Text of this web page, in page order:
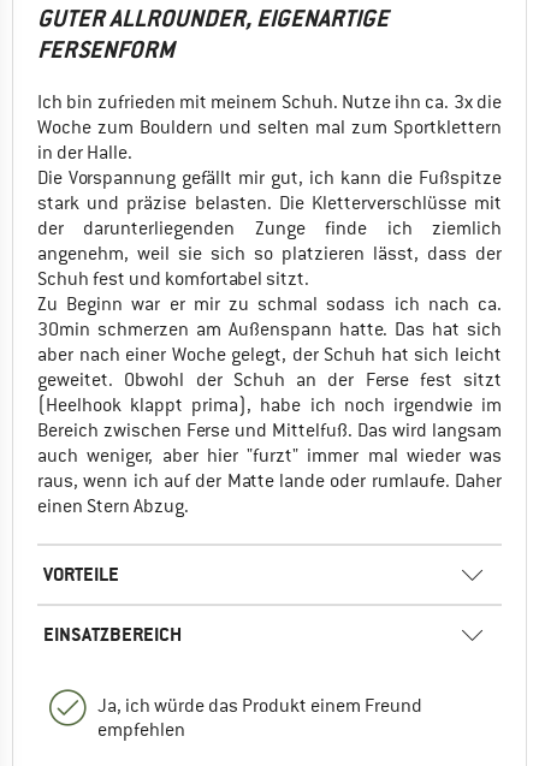
GUTER ALLROUNDER, EIGENARTIGE
FERSENFORM
Ich bin zufrieden mit meinem Schuh. Nutze ihn ca. 3x die
Woche zum Bouldern und selten mal zum Sportklettern
in der Halle.
Die Vorspannung gefällt mir gut, ich kann die Fußspitze
stark und präzise belasten. Die Kletterverschlüsse mit
der darunterliegenden Zunge finde ich ziemlich
angenehm, weil sie sich so platzieren lässt, dass der
Schuh fest und komfortabel sitzt.
Zu Beginn war er mir zu schmal sodass ich nach ca.
30min schmerzen am Außenspann hatte. Das hat sich
aber nach einer Woche gelegt, der Schuh hat sich leicht
geweitet. Obwohl der Schuh an der Ferse fest sitzt
(Heelhook klappt prima), habe ich noch irgendwie im
Bereich zwischen Ferse und Mittelfuß. Das wird langsam
auch weniger, aber hier "furzt" immer mal wieder was
raus, wenn ich auf der Matte lande oder rumlaufe. Daher
einen Stern Abzug.
VORTEILE
EINSATZBEREICH
Ja, ich würde das Produkt einem Freund
empfehlen